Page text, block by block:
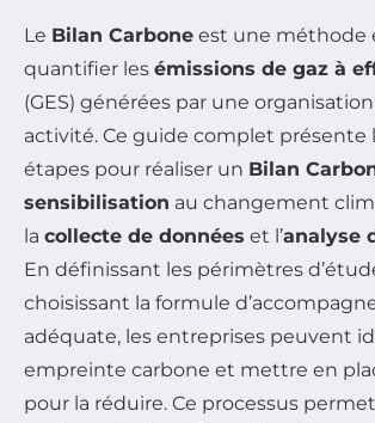
Le Bilan Carbone est une méthode
quantifier les émissions de gaz à
(GES) générées par une
activité. Ce guide complet présente
étapes pour réaliser un Bilan
sensibilisation au changement
la collecte de données et l’analyse
En définissant les périmètres
choisissant la formule
adéquate, les entreprises peuvent
empreinte carbone et mettre en
pour la réduire. Ce processus